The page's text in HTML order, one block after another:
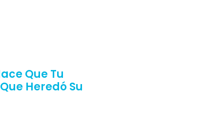
Que Tu
Heredó Su